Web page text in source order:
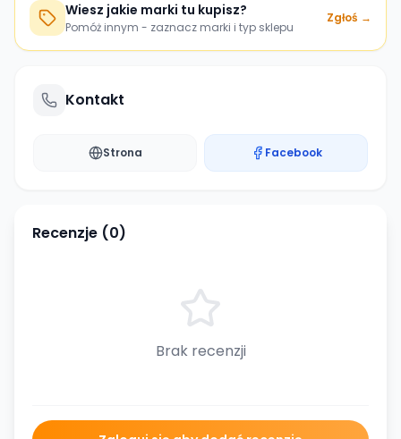
Wiesz jakie marki tu kupisz?
Pomóż innym - zaznacz marki i typ sklepu
Zgłoś →
Kontakt
Strona Facebook
Recenzje (0)
Brak recenzji